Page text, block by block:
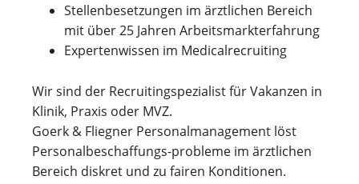
Stellenbesetzungen im ärztlichen Bereich
mit über 25 Jahren Arbeitsmarkterfahrung
Expertenwissen im Medicalrecruiting
Wir sind der Recruitingspezialist für Vakanzen in
Klinik, Praxis oder MVZ.
Goerk & Fliegner Personalmanagement löst
Personalbeschaffungs-probleme im ärztlichen
Bereich diskret und zu fairen Konditionen.